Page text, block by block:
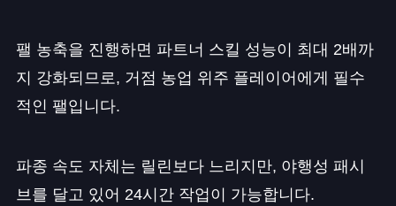
팰 농축을 진행하면 파트너 스킬 성능이 최대 2배까
지 강화되므로, 거점 농업 위주 플레이어에게 필수
적인 팰입니다.
파종 속도 자체는 릴린보다 느리지만, 야행성 패시
브를 달고 있어 24시간 작업이 가능합니다.